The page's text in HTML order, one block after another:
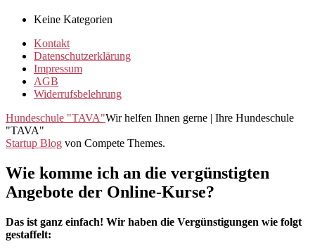
Keine Kategorien
Kontakt
Datenschutzerklärung
Impressum
AGB
Widerrufsbelehrung
Hundeschule "TAVA"Wir helfen Ihnen gerne | Ihre Hundeschule
"TAVA"
Startup Blog von Compete Themes.
Wie komme ich an die vergünstigten
Angebote der Online-Kurse?
Das ist ganz einfach! Wir haben die Vergünstigungen wie folgt
gestaffelt: